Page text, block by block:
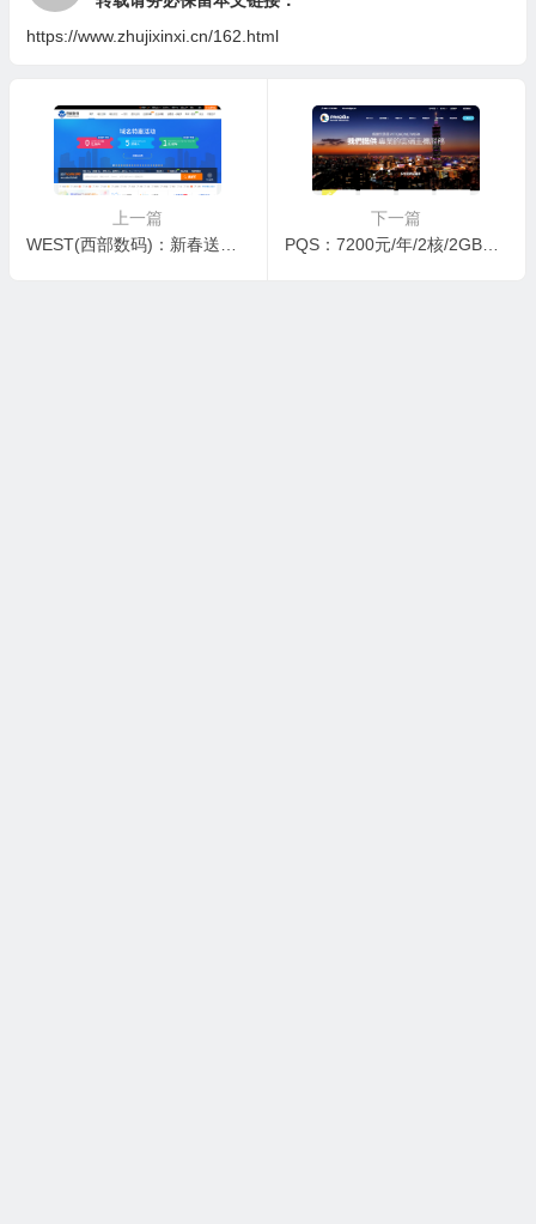
https://www.zhujixinxi.cn/162.html
上一篇
下一篇
PQS：7200元/年/2核/2GB内存/10GB SSD空间/不限流量/10Mbps-500Mbps带宽，独享/KVM/沪日IPLC/深港IPLC/上海CN2